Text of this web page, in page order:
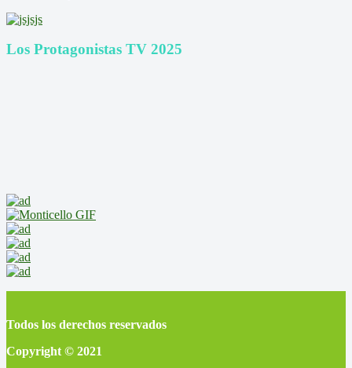
Los Protagonistas TV 2025
Todos los derechos reservados
Copyright © 2021